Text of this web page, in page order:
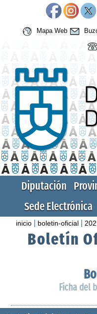
Mapa Web
Diputación
Sede Electrónica
inicio boletin-oficial
Boletín
Ficha del